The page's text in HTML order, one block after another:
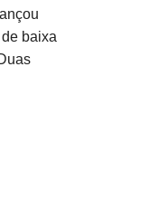
baixa